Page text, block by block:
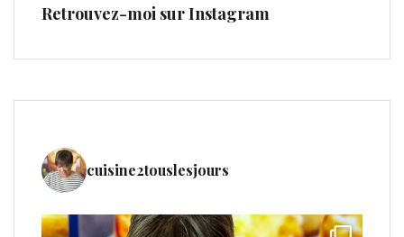
Retrouvez-moi sur Instagram
cuisine2touslesjours